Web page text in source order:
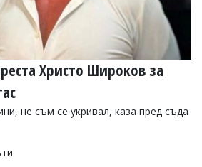
Христо Широков за
не съм се укривал, каза пред съда